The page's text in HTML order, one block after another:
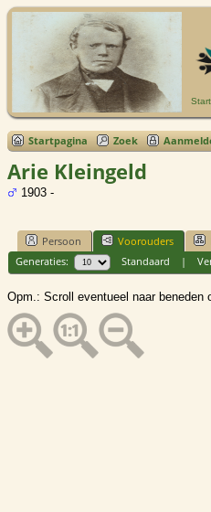
Startpagina Zoek
Arie Kleingeld
1903 -
Persoon Voorouders
Generaties:
Standaard |
Opm.: Scroll eventueel naar